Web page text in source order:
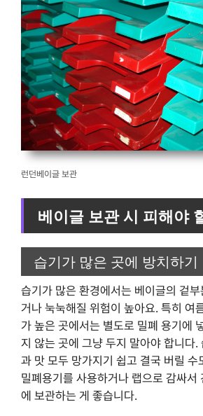
런던베이글 보관
베이글 보관 시 피해야
습기가 많은 곳에 방치하기
습기가 많은 환경에서는 베이글의 겉부
거나 눅눅해질 위험이 높아요. 특히 여
가 높은 곳에서는 별도로 밀폐 용기에
지 않는 곳에 그냥 두지 말아야 합니다.
과 맛 모두 망가지기 쉽고 결국 버릴 수
밀폐용기를 사용하거나 랩으로 감싸서
에 보관하는 게 좋습니다.